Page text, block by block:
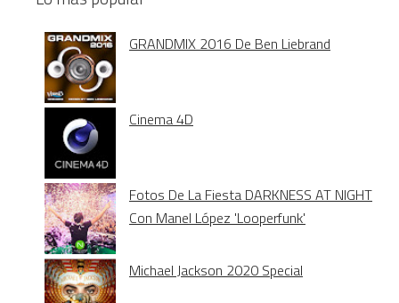
GRANDMIX 2016 De Ben Liebrand
Cinema 4D
Fotos De La Fiesta DARKNESS AT NIGHT
Con Manel López 'Looperfunk'
Michael Jackson 2020 Special